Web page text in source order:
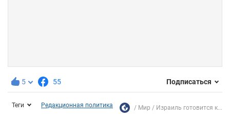
5 55 Подписаться
Теги Редакционная политика Мир Израиль готовится к...